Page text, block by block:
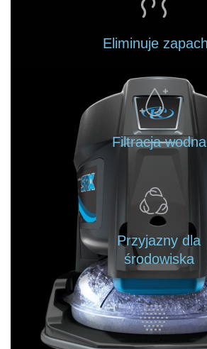
Eliminuje
Filtracja wodna
Przyjazny dla
środowiska